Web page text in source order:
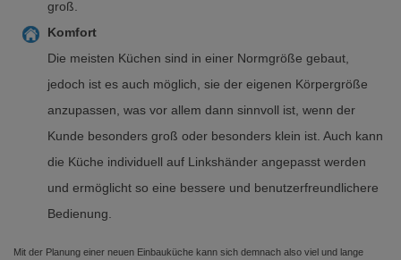
groß.
Komfort
Die meisten Küchen sind in einer Normgröße gebaut,
jedoch ist es auch möglich, sie der eigenen Körpergröße
anzupassen, was vor allem dann sinnvoll ist, wenn der
Kunde besonders groß oder besonders klein ist. Auch kann
die Küche individuell auf Linkshänder angepasst werden
und ermöglicht so eine bessere und benutzerfreundlichere
Bedienung.
Mit der Planung einer neuen Einbauküche kann sich demnach also viel und lange